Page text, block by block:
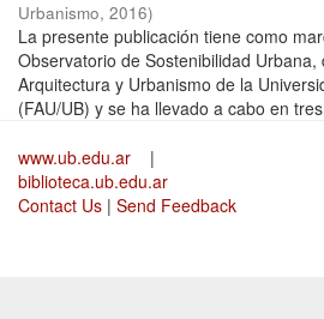
Urbanismo, 2016)
La presente publicación tiene como
Observatorio de Sostenibilidad
Arquitectura y Urbanismo de la
(FAU/UB) y se ha llevado a cabo en
www.ub.edu.ar
|
biblioteca.ub.edu.ar
Contact Us | Send Feedback